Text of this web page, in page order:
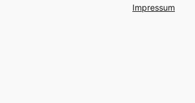
Impressum